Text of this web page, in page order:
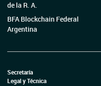
de la R. A.
BFA Blockchain Federal
Argentina
Secretaría
Legal y Técnica